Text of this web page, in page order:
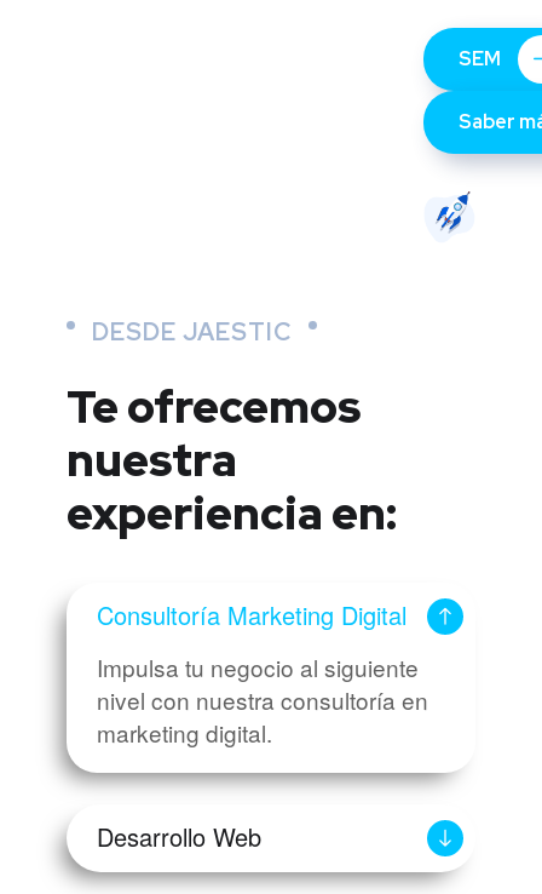
SEM
Saber
DESDE JAESTIC
Te ofrecemos
nuestra
experiencia en:
Consultoría Marketing Digital
Impulsa tu negocio al siguiente
nivel con nuestra consultoría en
marketing digital.
Desarrollo Web